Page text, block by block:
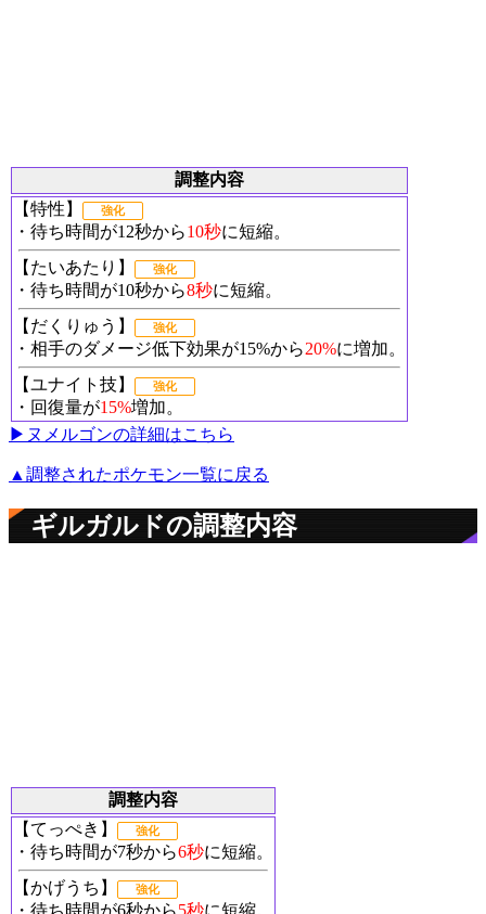
調整内容
【特性】
強化
・待ち時間が12秒から10秒に短縮。
【たいあたり】
強化
・待ち時間が10秒から8秒に短縮。
【だくりゅう】
強化
・相手のダメージ低下効果が15%から20%に増加。
【ユナイト技】
強化
・回復量が15%増加。
▶︎ヌメルゴンの詳細はこちら
▲調整されたポケモン一覧に戻る
ギルガルドの調整内容
調整内容
【てっぺき】
強化
・待ち時間が7秒から6秒に短縮。
【かげうち】
強化